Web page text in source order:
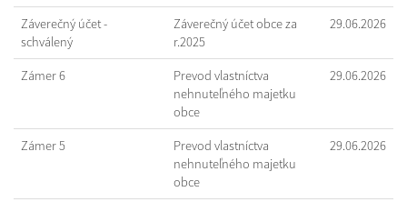
Záverečný účet -
schválený
Záverečný účet obce za
r.2025
29.06.2026
Zámer 6
Prevod vlastníctva
nehnuteľného majetku
obce
29.06.2026
Zámer 5
Prevod vlastníctva
nehnuteľného majetku
obce
29.06.2026